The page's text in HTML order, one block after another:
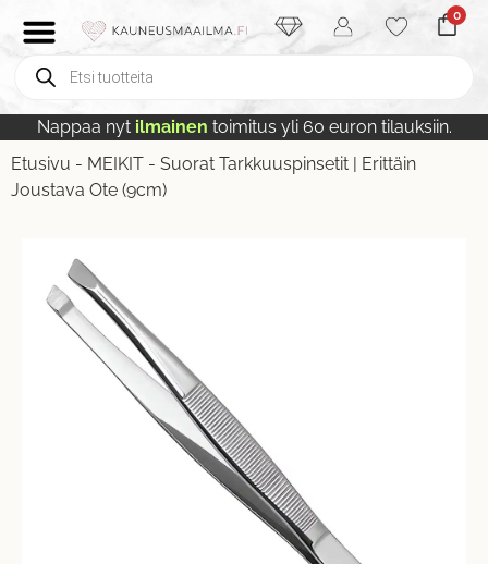
0
Nappaa nyt ilmainen toimitus yli 60 euron tilauksiin.
Etusivu - MEIKIT - Suorat Tarkkuuspinsetit | Erittäin
Joustava Ote (9cm)